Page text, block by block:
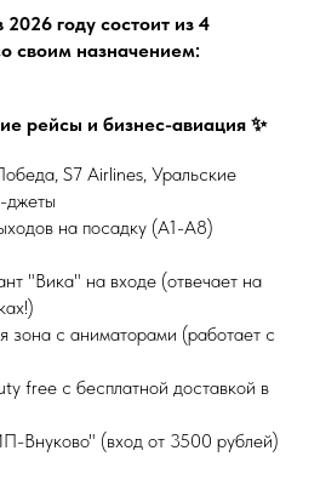
году состоит из 4
своим назначением:
рейсы и бизнес-авиация ✨
S7 Airlines, Уральские
джеты
на посадку (A1-A8)
"Вика" на входе (отвечает на
зона с аниматорами (работает с
free с бесплатной доставкой в
Внуково" (вход от 3500 рублей)